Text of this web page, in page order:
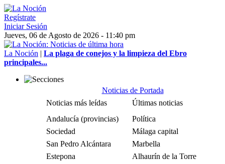
Regístrate
Iniciar Sesión
Jueves, 06 de Agosto de 2026 - 11:40 pm
La Noción | La plaga de conejos y la limpieza del Ebro
principales...
Noticias de Portada
Noticias más leídas
Últimas noticias
Andalucía (provincias)
Política
Sociedad
Málaga capital
San Pedro Alcántara
Marbella
Estepona
Alhaurín de la Torre